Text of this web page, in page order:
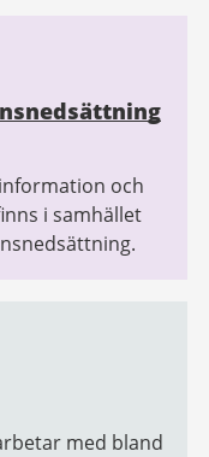
och
i samhället
med bland